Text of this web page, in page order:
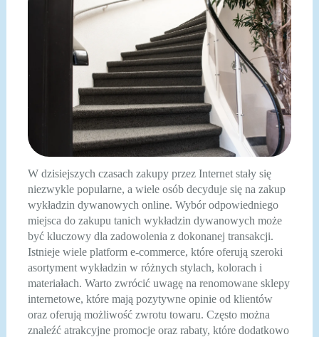
W dzisiejszych czasach zakupy przez Internet stały się
niezwykle popularne, a wiele osób decyduje się na zakup
wykładzin dywanowych online. Wybór odpowiedniego
miejsca do zakupu tanich wykładzin dywanowych może
być kluczowy dla zadowolenia z dokonanej transakcji.
Istnieje wiele platform e-commerce, które oferują szeroki
asortyment wykładzin w różnych stylach, kolorach i
materiałach. Warto zwrócić uwagę na renomowane sklepy
internetowe, które mają pozytywne opinie od klientów
oraz oferują możliwość zwrotu towaru. Często można
znaleźć atrakcyjne promocje oraz rabaty, które dodatkowo